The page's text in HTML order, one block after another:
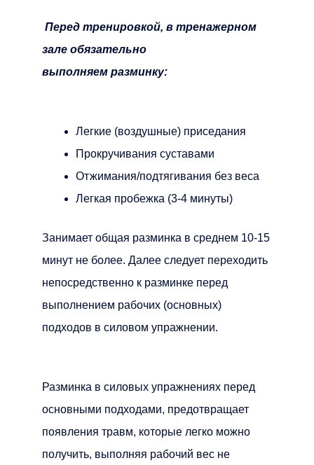
Перед тренировкой, в тренажерном
зале обязательно
выполняем разминку:
Легкие (воздушные) приседания
Прокручивания суставами
Отжимания/подтягивания без веса
Легкая пробежка (3-4 минуты)
Занимает общая разминка в среднем 10-15
минут не более. Далее следует переходить
непосредственно к разминке перед
выполнением рабочих (основных)
подходов в силовом упражнении.
Разминка в силовых упражнениях перед
основными подходами, предотвращает
появления травм, которые легко можно
получить, выполняя рабочий вес не